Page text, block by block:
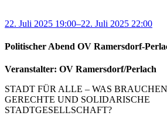
22. Juli 2025 19:00–22. Juli 2025 22:00
Politischer Abend OV Ramersdorf-
Veranstalter: OV Ramersdorf/Perlach
STADT FÜR ALLE – WAS
GERECHTE UND SOLIDARISCHE
STADTGESELLSCHAFT?